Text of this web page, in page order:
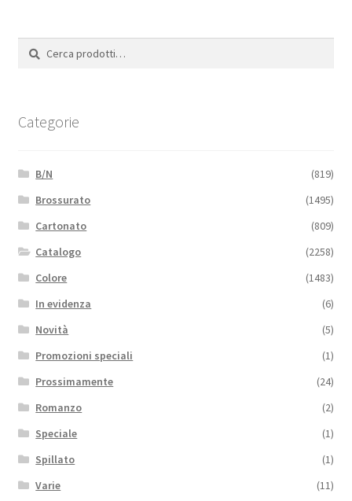
Cerca:
Cerca
Categorie
B/N
(819)
Brossurato
(1495)
Cartonato
(809)
Catalogo
(2258)
Colore
(1483)
In evidenza
(6)
Novità
(5)
Promozioni speciali
(1)
Prossimamente
(24)
Romanzo
(2)
Speciale
(1)
Spillato
(1)
Varie
(11)